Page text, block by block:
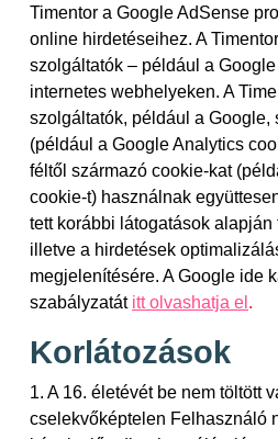
Timentor a Google AdSense
online hirdetéseihez. A
szolgáltatók – például a
internetes webhelyeken. A
szolgáltatók, például a Google,
(például a Google Analytics
féltől származó cookie-kat
cookie-t) használnak
tett korábbi látogatások
illetve a hirdetések
megjelenítésére. A Google ide
szabályzatát itt olvashatja el .
Korlátozások
1. A 16. életévét be nem töltött
cselekvőképtelen Felhasználó